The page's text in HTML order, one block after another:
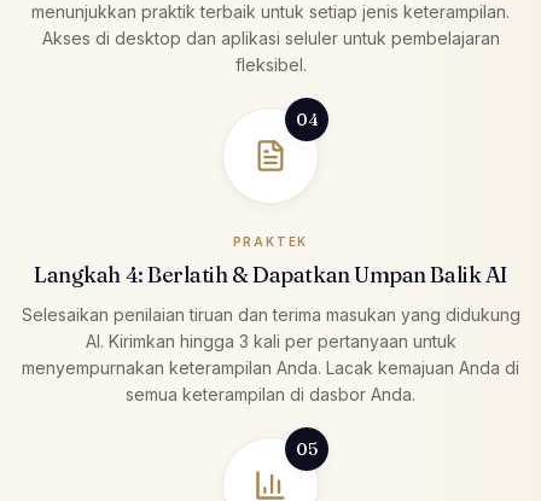
menunjukkan praktik terbaik untuk setiap jenis keterampilan.
Akses di desktop dan aplikasi seluler untuk pembelajaran
fleksibel.
04
PRAKTEK
Langkah 4: Berlatih & Dapatkan Umpan Balik AI
Selesaikan penilaian tiruan dan terima masukan yang didukung
AI. Kirimkan hingga 3 kali per pertanyaan untuk
menyempurnakan keterampilan Anda. Lacak kemajuan Anda di
semua keterampilan di dasbor Anda.
05